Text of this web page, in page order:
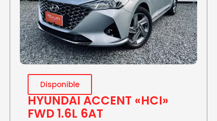
Disponible
HYUNDAI ACCENT «HCI»
FWD 1.6L 6AT